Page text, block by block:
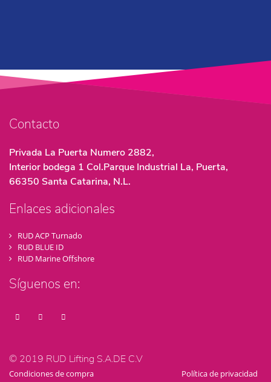
Contacto
Privada La Puerta Numero 2882,
Interior bodega 1 Col.Parque Industrial La, Puerta,
66350 Santa Catarina, N.L.
Enlaces adicionales
RUD ACP Turnado
RUD BLUE ID
RUD Marine Offshore
Síguenos en:
© 2019 RUD Lifting S.A.DE C.V
Condiciones de compra
Política de privacidad